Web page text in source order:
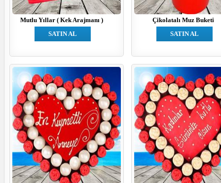
Mutlu Yıllar ( Kek Arajmanı )
SATIN AL
Çikolatalı Muz Buketi
SATIN AL